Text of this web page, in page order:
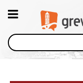
Αναζήτηση